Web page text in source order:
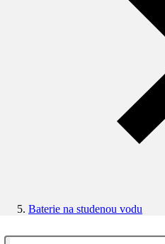
Baterie na studenou vodu